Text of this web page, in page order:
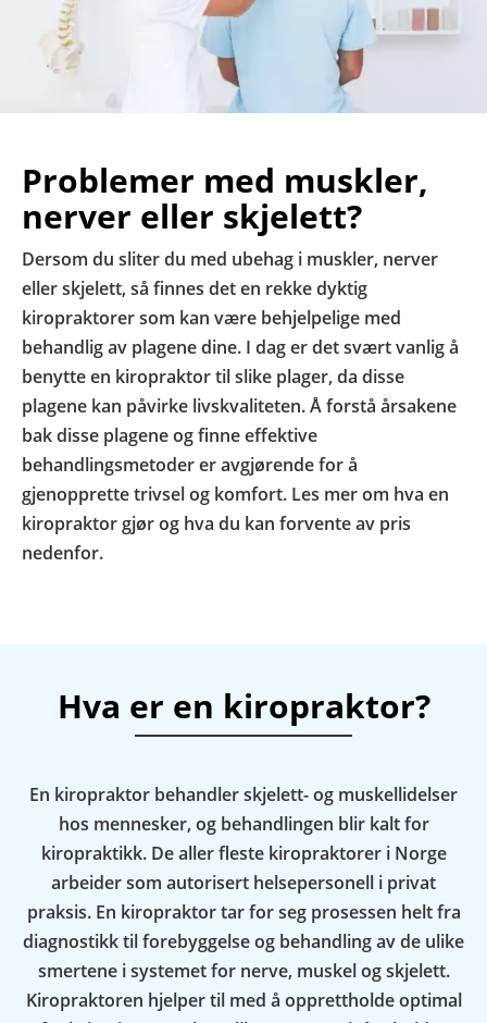
Problemer med muskler,
nerver eller skjelett?
Dersom du sliter du med ubehag i muskler, nerver
eller skjelett, så finnes det en rekke dyktig
kiropraktorer som kan være behjelpelige med
behandlig av plagene dine. I dag er det svært vanlig å
benytte en kiropraktor til slike plager, da disse
plagene kan påvirke livskvaliteten. Å forstå årsakene
bak disse plagene og finne effektive
behandlingsmetoder er avgjørende for å
gjenopprette trivsel og komfort. Les mer om hva en
kiropraktor gjør og hva du kan forvente av pris
nedenfor.
Hva er en kiropraktor?
En kiropraktor behandler skjelett- og muskellidelser
hos mennesker, og behandlingen blir kalt for
kiropraktikk. De aller fleste kiropraktorer i Norge
arbeider som autorisert helsepersonell i privat
praksis. En kiropraktor tar for seg prosessen helt fra
diagnostikk til forebyggelse og behandling av de ulike
smertene i systemet for nerve, muskel og skjelett.
Kiropraktoren hjelper til med å opprettholde optimal